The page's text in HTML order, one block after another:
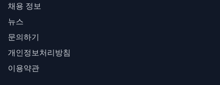
채용 정보
뉴스
문의하기
개인정보처리방침
이용약관